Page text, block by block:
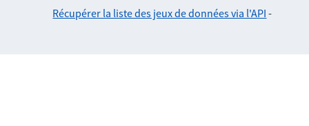
Récupérer la liste des jeux de données via l'API -